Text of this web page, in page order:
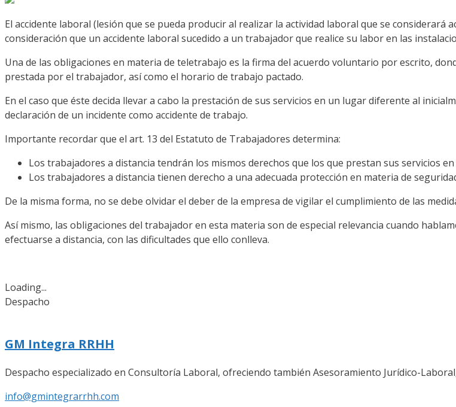
El accidente laboral (lesión que se pueda producir al realizar la actividad laboral que se
consideración que un accidente laboral sucedido a un trabajador que realice su labor en las
Una de las obligaciones en materia de teletrabajo es la firma del acuerdo voluntario por escrito,
prestada por el trabajador, así como el horario de trabajo pactado.
En el caso que éste decida llevar a cabo la prestación de sus servicios en un lugar diferente al
declaración de un incidente como accidente de trabajo.
Importante recordar que el art. 13 del Estatuto de Trabajadores determina:
Los trabajadores a distancia tendrán los mismos derechos que los que prestan sus servicios
Los trabajadores a distancia tienen derecho a una adecuada protección en materia de
De la misma forma, no se debe olvidar el deber de la empresa de vigilar el cumplimiento de las
Así mismo, las obligaciones del trabajador en esta materia son de especial relevancia cuando
efectuarse a distancia, con las dificultades que ello conlleva.
Loading...
Despacho
GM Integra RRHH
Despacho especializado en Consultoría Laboral, ofreciendo también Asesoramiento Jurídico-
info@gmintegrarrhh.com